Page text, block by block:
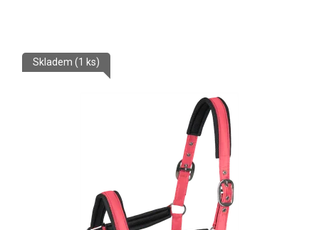
Skladem (1 ks)